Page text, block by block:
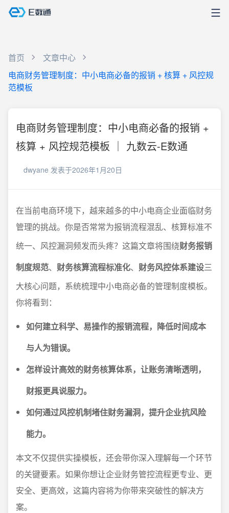
首页
文章中心
电商财务管理制度：中小电商必备的报销 + 核算 + 风控规
范模板
电商财务管理制度：中小电商必备的报销 +
核算 + 风控规范模板 ｜ 九数云-E数通
dwyane 发表于2026年1月20日
在当前电商环境下，越来越多的中小电商企业面临财务
管理的挑战。你是否常常为报销流程混乱、核算标准不
统一、风控漏洞频发而头疼？这篇文章将围绕财务报销
制度规范、 财务核算流程标准化、 财务风控体系建设三
大核心问题，系统梳理中小电商必备的管理制度模板。
你将看到：
如何建立科学、易操作的报销流程，降低时间成本
与人为错误。
怎样设计高效的财务核算体系，让账务清晰透明，
财报更具说服力。
如何通过风控机制堵住财务漏洞，提升企业抗风险
能力。
本文不仅提供实操模板，还会带你深入理解每一个环节
的关键要素。如果你想让企业财务管控流程更专业、更
安全、更高效，这篇内容将为你带来突破性的解决方
案。